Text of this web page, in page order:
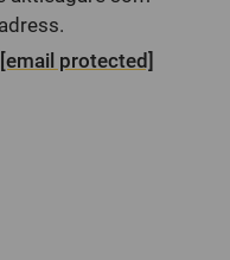
[email protected]